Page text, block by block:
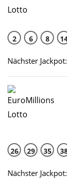
2 6 8
Nächster
26 29 35
Nächster